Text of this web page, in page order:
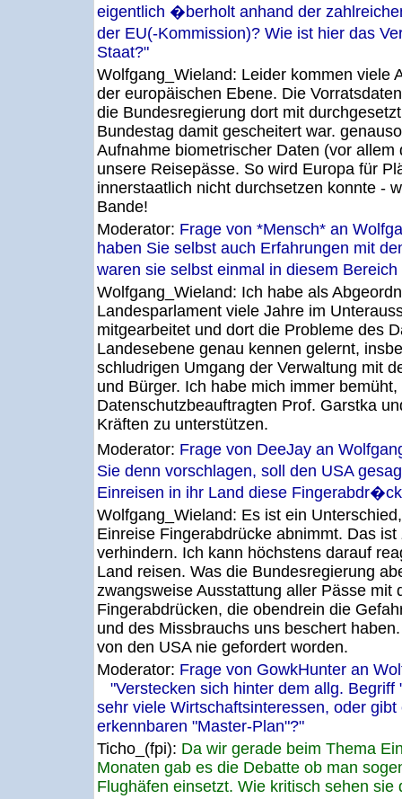
eigentlich �berholt anhand der
der EU(-Kommission)? Wie ist hier das
Staat?"
Wolfgang_Wieland: Leider kommen viele
der europäischen Ebene. Die
die Bundesregierung dort mit
Bundestag damit gescheitert war.
Aufnahme biometrischer Daten (vor allem
unsere Reisepässe. So wird Europa für
innerstaatlich nicht durchsetzen konnte -
Bande!
Moderator: Frage von *Mensch* an
haben Sie selbst auch Erfahrungen mit
waren sie selbst einmal in diesem
Wolfgang_Wieland: Ich habe als
Landesparlament viele Jahre im
mitgearbeitet und dort die Probleme des
Landesebene genau kennen gelernt,
schludrigen Umgang der Verwaltung mit
und Bürger. Ich habe mich immer
Datenschutzbeauftragten Prof. Garstka
Kräften zu unterstützen.
Moderator: Frage von DeeJay an
Sie denn vorschlagen, soll den USA
Einreisen in ihr Land diese
Wolfgang_Wieland: Es ist ein
Einreise Fingerabdrücke abnimmt. Das
verhindern. Ich kann höchstens darauf
Land reisen. Was die Bundesregierung
zwangsweise Ausstattung aller Pässe mit
Fingerabdrücken, die obendrein die
und des Missbrauchs uns beschert
von den USA nie gefordert worden.
Moderator: Frage von GowkHunter an
"Verstecken sich hinter dem allg. Begriff
sehr viele Wirtschaftsinteressen, oder
erkennbaren "Master-Plan"?"
Ticho_(fpi): Da wir gerade beim Thema
Monaten gab es die Debatte ob man
Flughäfen einsetzt. Wie kritisch sehen sie